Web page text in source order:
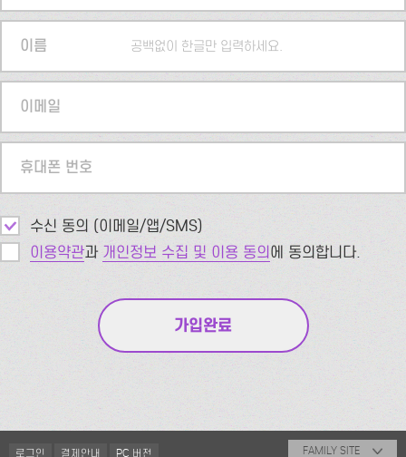
이름 공백없이 한글만 입력하세요.
이메일
휴대폰 번호
수신 동의 (이메일/앱/SMS)
이용약관과 개인정보 수집 및 이용 동의에 동의합니다.
로그인 결제안내 PC 버전 FAMILY SITE